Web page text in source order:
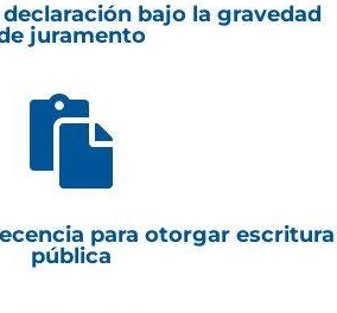
bajo la gravedad
juramento

para otorgar escritura
pública